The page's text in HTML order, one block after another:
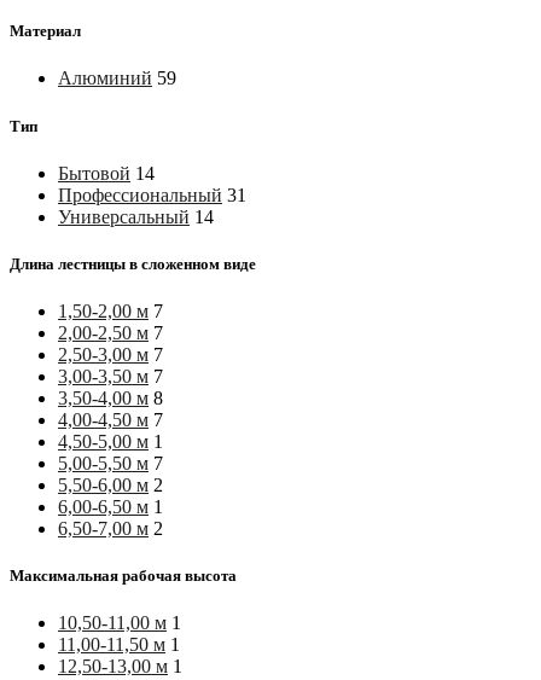
Материал
Алюминий 59
Тип
Бытовой 14
Профессиональный 31
Универсальный 14
Длина лестницы в сложенном виде
1,50-2,00 м 7
2,00-2,50 м 7
2,50-3,00 м 7
3,00-3,50 м 7
3,50-4,00 м 8
4,00-4,50 м 7
4,50-5,00 м 1
5,00-5,50 м 7
5,50-6,00 м 2
6,00-6,50 м 1
6,50-7,00 м 2
Максимальная рабочая высота
10,50-11,00 м 1
11,00-11,50 м 1
12,50-13,00 м 1